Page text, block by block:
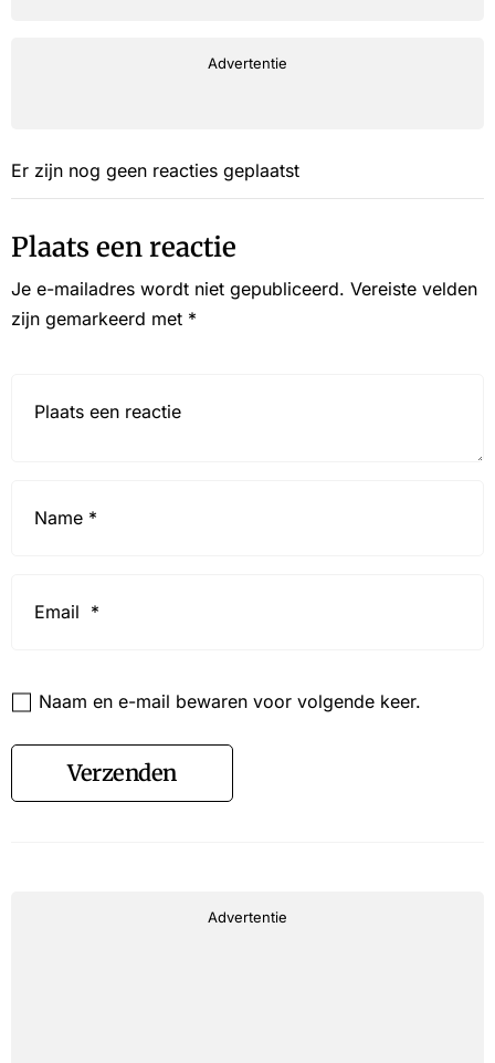
Advertentie
Er zijn nog geen reacties geplaatst
Plaats een reactie
Je e-mailadres wordt niet gepubliceerd. Vereiste velden
zijn gemarkeerd met *
Naam en e-mail bewaren voor volgende keer.
Verzenden
Advertentie